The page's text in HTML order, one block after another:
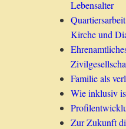
Lebensalter
Kirche und
Familie als
Wie inklusiv
Zur Zukunft